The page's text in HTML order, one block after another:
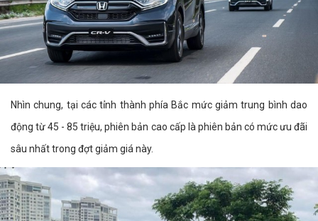
Nhìn chung, tại các tỉnh thành phía Bắc mức giảm trung bình dao
động từ 45 - 85 triệu, phiên bản cao cấp là phiên bản có mức ưu đãi
sâu nhất trong đợt giảm giá này.